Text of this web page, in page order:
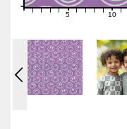
0
0 1 2 3 4 5 6 7 891011